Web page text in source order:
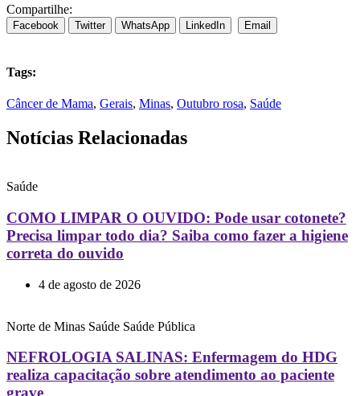
Compartilhe:
Facebook Twitter WhatsApp LinkedIn Email
Tags:
Câncer de Mama, Gerais, Minas, Outubro rosa, Saúde
Notícias Relacionadas
Saúde
COMO LIMPAR O OUVIDO: Pode usar cotonete?
Precisa limpar todo dia? Saiba como fazer a higiene
correta do ouvido
4 de agosto de 2026
Norte de Minas Saúde Saúde Pública
NEFROLOGIA SALINAS: Enfermagem do HDG
realiza capacitação sobre atendimento ao paciente